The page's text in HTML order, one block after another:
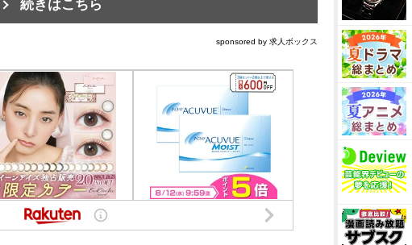
続きはこちら
sponsored by 求人ボックス